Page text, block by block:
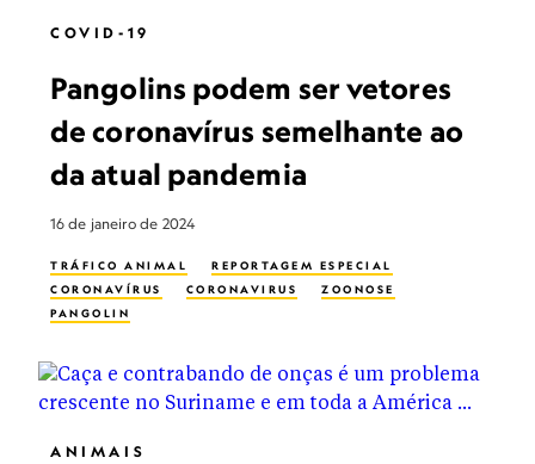
COVID-19
Pangolins podem ser vetores
de coronavírus semelhante ao
da atual pandemia
16 de janeiro de 2024
TRÁFICO ANIMAL
REPORTAGEM ESPECIAL
CORONAVÍRUS
CORONAVIRUS
ZOONOSE
PANGOLIN
ANIMAIS